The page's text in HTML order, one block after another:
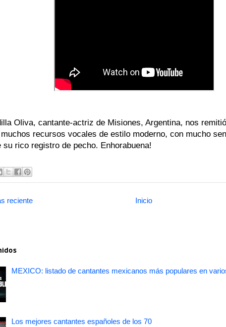
Oliva, cantante-actriz de Misiones, Argentina, nos
recursos vocales de estilo moderno, con mucho
su rico registro de pecho. Enhorabuena!
reciente Inicio
MEXICO: listado de cantantes mexicanos más populares en
Los mejores cantantes españoles de los 70